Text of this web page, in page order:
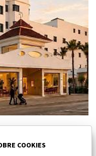
COOKIES